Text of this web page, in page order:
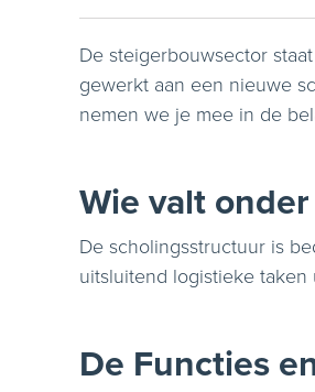
De steigerbouwsector
gewerkt aan een nieuwe
nemen we je mee in de
Wie valt
De scholingsstructuur is
uitsluitend logistieke
De Functies